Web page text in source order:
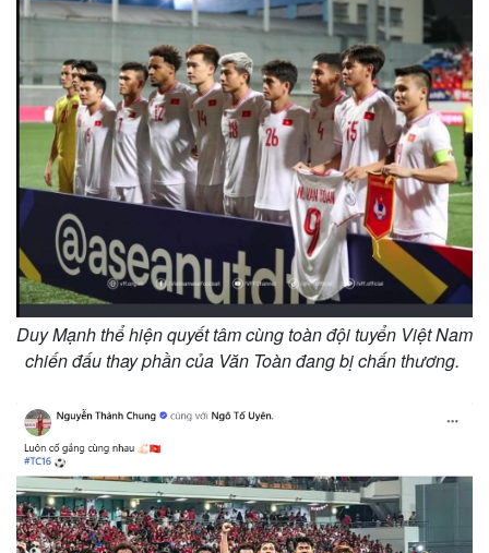
Thế giới
Quan sát
Cuộc sống đó đây
Hồ sơ
Video
Ảnh
E-Magazine
Infographic
Duy Mạnh thể hiện quyết tâm cùng toàn đội tuyển Việt Nam
chiến đấu thay phần của Văn Toàn đang bị chấn thương.